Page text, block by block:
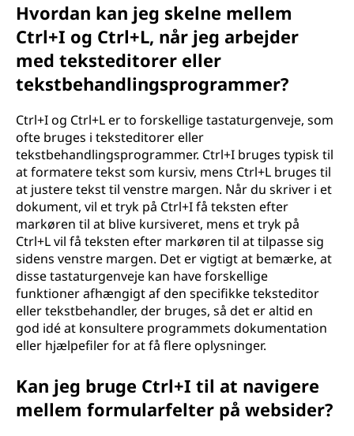
Hvordan kan jeg skelne mellem
Ctrl+I og Ctrl+L, når jeg arbejder
med teksteditorer eller
tekstbehandlingsprogrammer?
Ctrl+I og Ctrl+L er to forskellige tastaturgenveje, som
ofte bruges i teksteditorer eller
tekstbehandlingsprogrammer. Ctrl+I bruges typisk til
at formatere tekst som kursiv, mens Ctrl+L bruges til
at justere tekst til venstre margen. Når du skriver i et
dokument, vil et tryk på Ctrl+I få teksten efter
markøren til at blive kursiveret, mens et tryk på
Ctrl+L vil få teksten efter markøren til at tilpasse sig
sidens venstre margen. Det er vigtigt at bemærke, at
disse tastaturgenveje kan have forskellige
funktioner afhængigt af den specifikke teksteditor
eller tekstbehandler, der bruges, så det er altid en
god idé at konsultere programmets dokumentation
eller hjælpefiler for at få flere oplysninger.
Kan jeg bruge Ctrl+I til at navigere
mellem formularfelter på websider?